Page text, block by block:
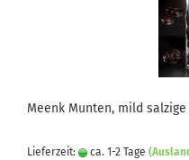
Meenk Munten, mild
Lieferzeit: ca. 1-2 Tage